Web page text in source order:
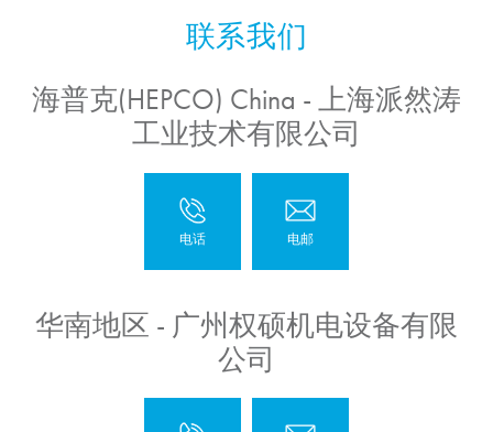
海普克(HEPCO) China - 上海派然涛
工业技术有限公司
华南地区 - 广州权硕机电设备有限
公司